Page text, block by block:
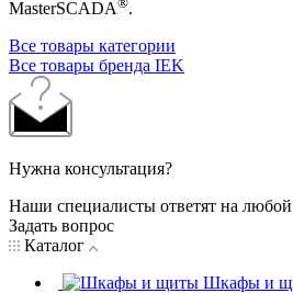
MasterSCADA
.
Все товары категории
Все товары бренда IEK
Нужна консультация?
Наши специалисты ответят на
Задать вопрос
Каталог
Шкафы и